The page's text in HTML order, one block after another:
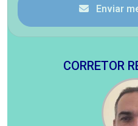
Enviar
CORRETOR